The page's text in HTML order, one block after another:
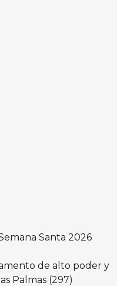
Santa 2026
de alto poder y
Palmas (297)